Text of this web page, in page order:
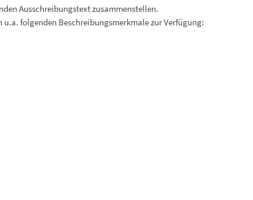
Ausschreibungstext zusammenstellen.
folgenden Beschreibungsmerkmale zur Verfügung: